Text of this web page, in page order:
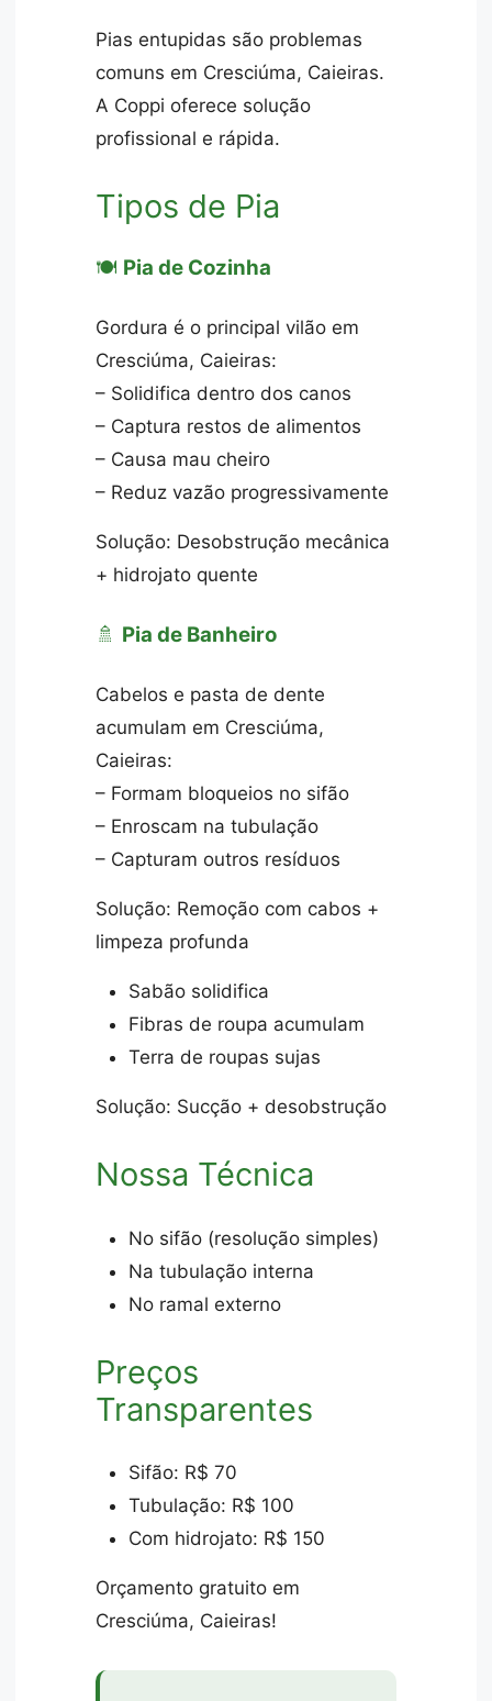
Pias entupidas são problemas
comuns em Cresciúma, Caieiras.
A Coppi oferece solução
profissional e rápida.
Tipos de Pia
🍽️ Pia de Cozinha
Gordura é o principal vilão em
Cresciúma, Caieiras:
– Solidifica dentro dos canos
– Captura restos de alimentos
– Causa mau cheiro
– Reduz vazão progressivamente
Solução: Desobstrução mecânica
+ hidrojato quente
🚿 Pia de Banheiro
Cabelos e pasta de dente
acumulam em Cresciúma,
Caieiras:
– Formam bloqueios no sifão
– Enroscam na tubulação
– Capturam outros resíduos
Solução: Remoção com cabos +
limpeza profunda
Sabão solidifica
Fibras de roupa acumulam
Terra de roupas sujas
Solução: Sucção + desobstrução
Nossa Técnica
No sifão (resolução simples)
Na tubulação interna
No ramal externo
Preços
Transparentes
Sifão: R$ 70
Tubulação: R$ 100
Com hidrojato: R$ 150
Orçamento gratuito em
Cresciúma, Caieiras!